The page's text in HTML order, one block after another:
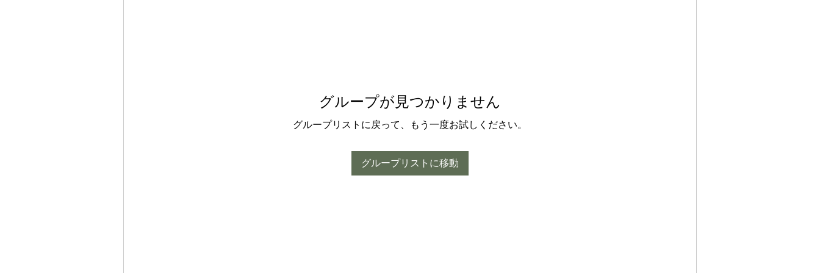
グループが見つかりません
グループリストに戻って、もう一度お試しください。
グループリストに移動